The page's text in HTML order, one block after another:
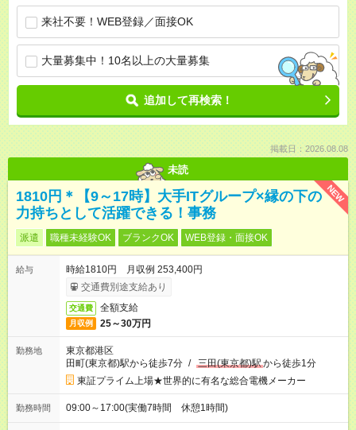
来社不要！WEB登録／面接OK
大量募集中！10名以上の大量募集
追加して再検索！
掲載日：2026.08.08
未読
NEW
1810円＊【9～17時】大手ITグループ×縁の下の
力持ちとして活躍できる！事務
派遣 職種未経験OK ブランクOK WEB登録・面接OK
給与
時給1810円 月収例 253,400円
交通費別途支給あり
交通費 全額支給
月収例 25～30万円
勤務地
東京都港区
田町(東京都)駅から徒歩7分 / 三田(東京都)駅から徒歩1分
東証プライム上場★世界的に有名な総合電機メーカー
勤務時間 09:00～17:00(実働7時間 休憩1時間)